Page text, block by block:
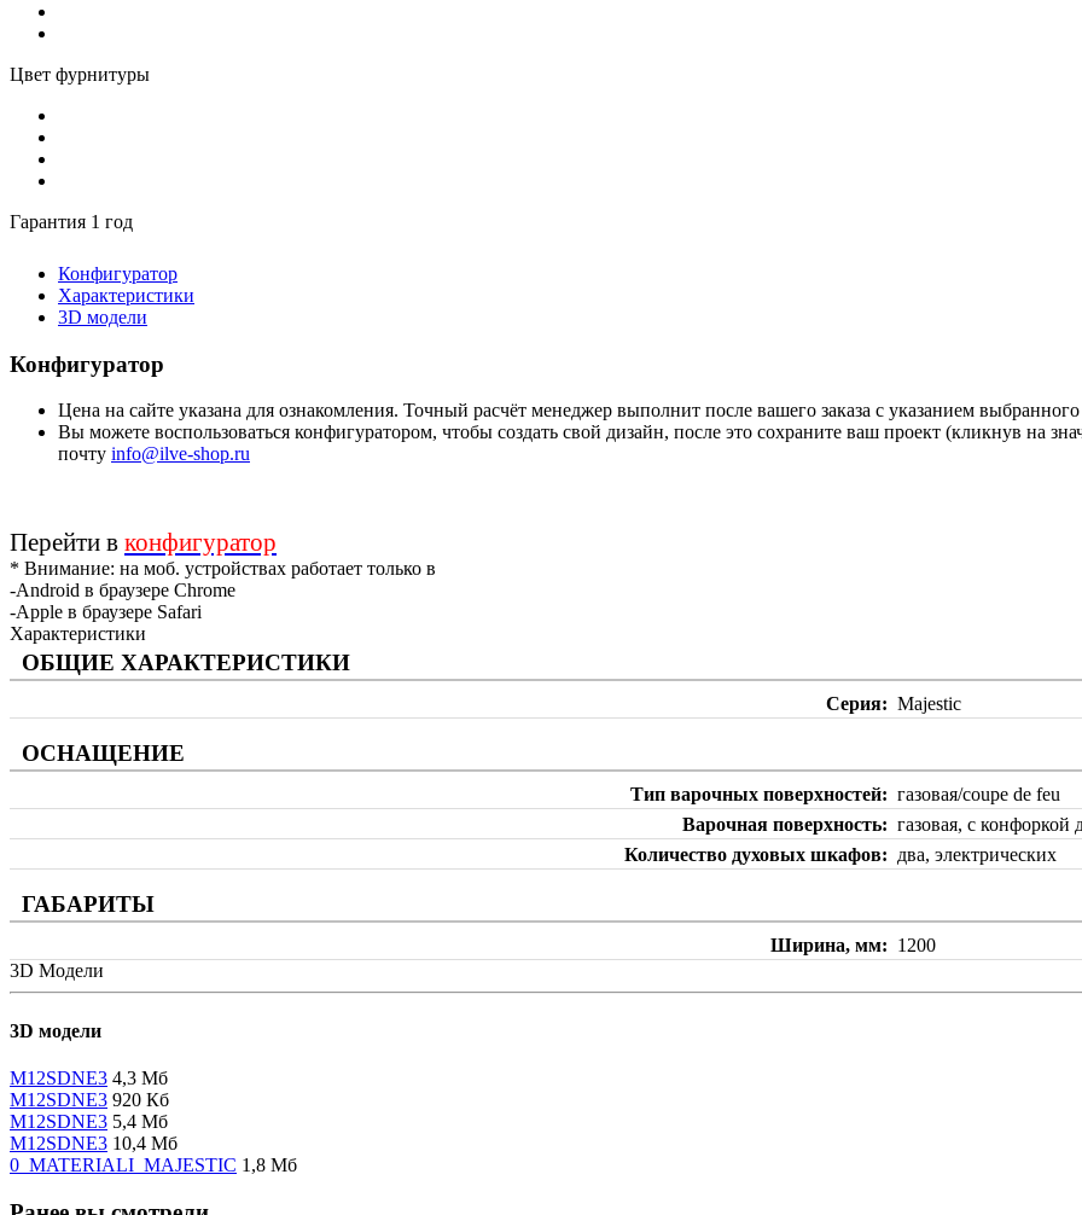
Цвет фурнитуры
Гарантия 1 год
Конфигуратор
Характеристики
3D модели
Конфигуратор
Цена на сайте указана для ознакомления. Точный расчёт менеджер выполнит после вашего заказа с указанием
Вы можете воспользоваться конфигуратором, чтобы создать свой дизайн, после это сохраните ваш проект (кликнув на
почту info@ilve-shop.ru
Перейти в конфигуратор
* Внимание: на моб. устройствах работает только в
-Android в браузере Chrome
-Apple в браузере Safari
Характеристики
ОБЩИЕ ХАРАКТЕРИСТИКИ
Серия Majestic
ОСНАЩЕНИЕ
Тип варочных поверхностей
газовая/coupe de feu
Варочная поверхность
газовая, с
Количество духовых шкафов
два, электрических
ГАБАРИТЫ
Ширина, мм
1200
3D Модели
3D модели
M12SDNE3 4,3 Мб
M12SDNE3 920 Кб
M12SDNE3 5,4 Мб
M12SDNE3 10,4 Мб
0_MATERIALI_MAJESTIC 1,8 Мб